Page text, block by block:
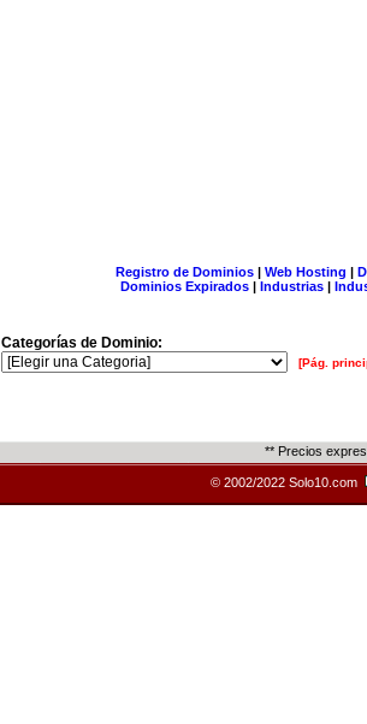
Registro de Dominios| Web Hosting |
Dominios Expirados | Industrias |
Categorías de Dominio:
[Pág.
** Precios
© 2002/2022 Solo10.com